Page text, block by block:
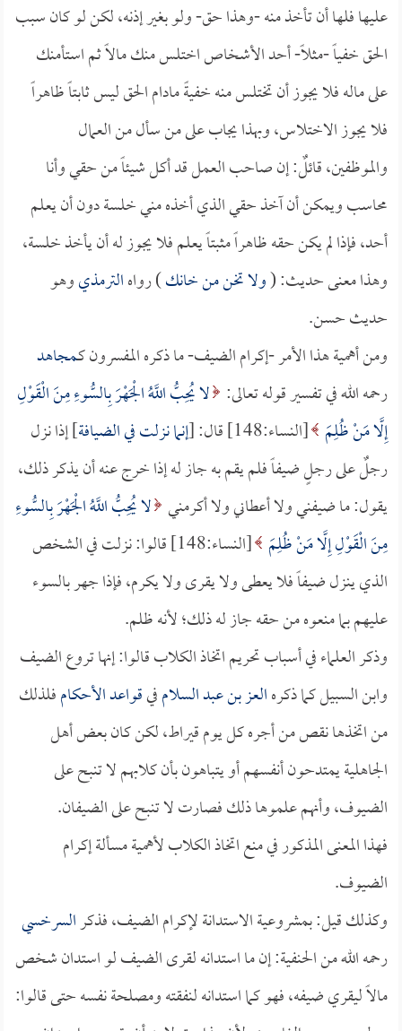
عليها فلها أن تأخذ منه -وهذا حق- ولو بغير إذنه، لكن لو كان سبب
الحق خفياً -مثلاً- أحد الأشخاص اختلس منك مالاً ثم استأمنك
على ماله فلا يجوز أن تختلس منه خفيةً مادام الحق ليس ثابتاً ظاهراً
فلا يجوز الاختلاس، وبهذا يجاب على من سأل من العمال
والموظفين، قائلٌ: إن صاحب العمل قد أكل شيئاً من حقي وأنا
محاسب ويمكن أن آخذ حقي الذي أخذه مني خلسة دون أن يعلم
أحد، فإذا لم يكن حقه ظاهراً مثبتاً يعلم فلا يجوز له أن يأخذ خلسة،
وهذا معنى حديث: (ولا تخن من خانك) رواهالترمذيوهو
حديث حسن.
ومن أهمية هذا الأمر -إكرام الضيف- ما ذكره المفسرون كـمجاهد
رحمه الله في تفسير قوله تعالى: لا يُحِبُّ اللَّهُ الْجَهْرَ بِالسُّوءِ مِنَ الْقَوْلِ
إِلَّا مَنْ ظُلِمَ [النساء:148] قال: [ إنما نزلت في الضيافة] إذا نزل
رجلٌ على رجلٍ ضيفاً فلم يقم به جاز له إذا خرج عنه أن يذكر ذلك،
يقول: ما ضيفني ولا أعطاني ولا أكرمني لا يُحِبُّ اللَّهُ الْجَهْرَ بِالسُّوءِ
مِنَ الْقَوْلِ إِلَّا مَنْ ظُلِمَ
[النساء:148] قالوا: نزلت في الشخص
الذي ينزل ضيفاً فلا يعطى ولا يقرى ولا يكرم، فإذا جهر بالسوء
عليهم بما منعوه من حقه جاز له ذلك؛ لأنه ظلم.
وذكر العلماء في أسباب تحريم اتخاذ الكلاب قالوا: إنها تروع الضيف
وابن السبيل كما ذكرهالعز بن عبد السلامفيقواعد الأحكامفلذلك
من اتخذها نقص من أجره كل يوم قيراط، لكن كان بعض أهل
الجاهلية يمتدحون أنفسهم أو يتباهون بأن كلابهم لا تنبح على
الضيوف، وأنهم علموها ذلك فصارت لا تنبح على الضيفان.
فهذا المعنى المذكور في منع اتخاذ الكلاب لأهمية مسألة إكرام
الضيوف.
وكذلك قيل: بمشروعية الاستدانة لإكرام الضيف، فذكرالسرخسي
رحمه الله من الحنفية: إن ما استدانه لقرى الضيف لو استدان شخص
مالاً ليقري ضيفه، فهو كما استدانه لنفقته ومصلحة نفسه حتى قالوا: